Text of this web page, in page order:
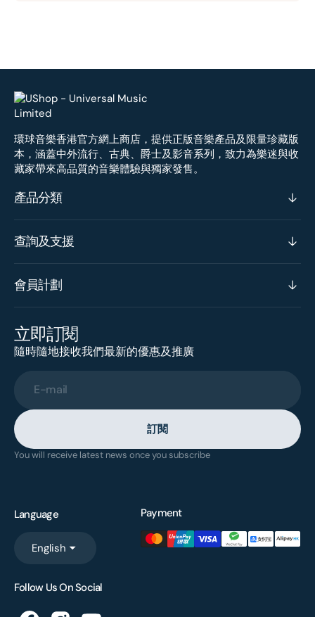
環球音樂香港官方網上商店，提供正版音樂產品及限量珍藏版
本，涵蓋中外流行、古典、爵士及影音系列，致力為樂迷與收
藏家帶來高品質的音樂體驗與獨家發售。
產品分類
查詢及支援
會員計劃
立即訂閱
隨時隨地接收我們最新的優惠及推廣
E-mail
訂閱
You will receive latest news once you subscribe
Language
English
Payment
Follow Us On Social